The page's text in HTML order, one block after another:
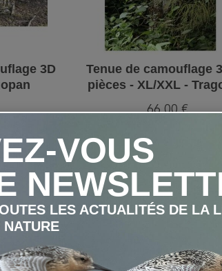
3D
Tenue de camouflage
pièces - XL/XXL -
66,00 €
AJOUTER AU PANIER
AUSSI
VOUS
LES ACTUALITÉS DE LA